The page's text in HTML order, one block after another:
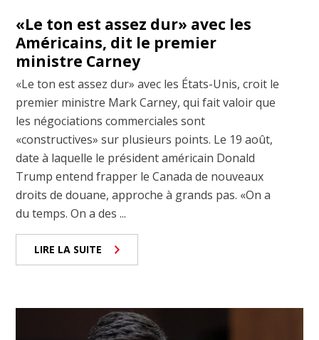
«Le ton est assez dur» avec les
Américains, dit le premier
ministre Carney
«Le ton est assez dur» avec les États-Unis, croit le
premier ministre Mark Carney, qui fait valoir que
les négociations commerciales sont
«constructives» sur plusieurs points. Le 19 août,
date à laquelle le président américain Donald
Trump entend frapper le Canada de nouveaux
droits de douane, approche à grands pas. «On a
du temps. On a des ...
LIRE LA SUITE